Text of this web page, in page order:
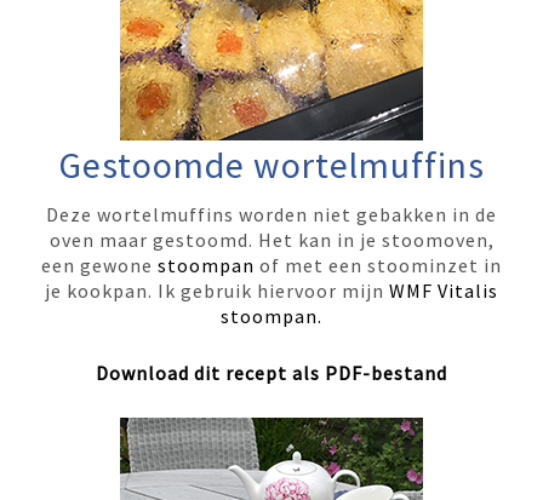
Gestoomde wortelmuffins
Deze wortelmuffins worden niet gebakken in de
oven maar gestoomd. Het kan in je stoomoven,
een gewone stoompan of met een stoominzet in
je kookpan. Ik gebruik hiervoor mijn WMF Vitalis
stoompan.
Download dit recept als PDF-bestand